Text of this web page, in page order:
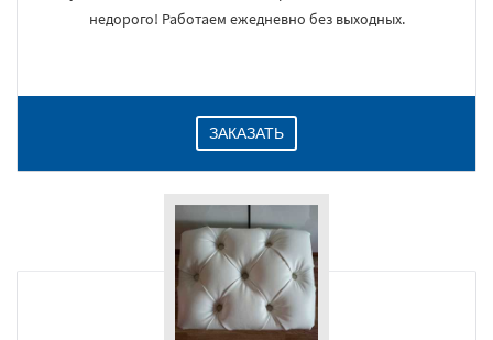
недорого! Работаем ежедневно без выходных.
ЗАКАЗАТЬ